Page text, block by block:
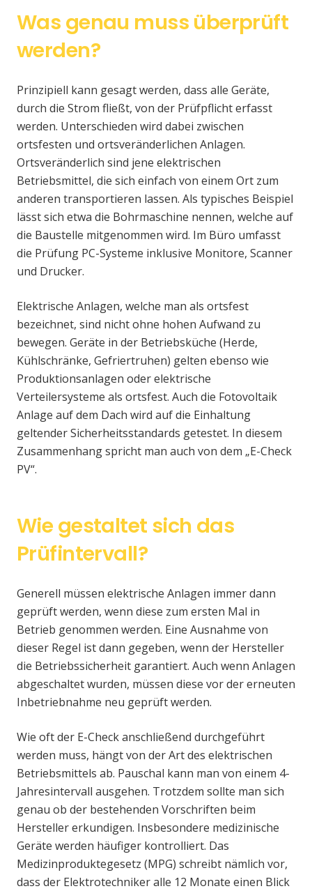
Was genau muss überprüft
werden?
Prinzipiell kann gesagt werden, dass alle Geräte,
durch die Strom fließt, von der Prüfpflicht erfasst
werden. Unterschieden wird dabei zwischen
ortsfesten und ortsveränderlichen Anlagen.
Ortsveränderlich sind jene elektrischen
Betriebsmittel, die sich einfach von einem Ort zum
anderen transportieren lassen. Als typisches Beispiel
lässt sich etwa die Bohrmaschine nennen, welche auf
die Baustelle mitgenommen wird. Im Büro umfasst
die Prüfung PC-Systeme inklusive Monitore, Scanner
und Drucker.
Elektrische Anlagen, welche man als ortsfest
bezeichnet, sind nicht ohne hohen Aufwand zu
bewegen. Geräte in der Betriebsküche (Herde,
Kühlschränke, Gefriertruhen) gelten ebenso wie
Produktionsanlagen oder elektrische
Verteilersysteme als ortsfest. Auch die Fotovoltaik
Anlage auf dem Dach wird auf die Einhaltung
geltender Sicherheitsstandards getestet. In diesem
Zusammenhang spricht man auch von dem „E-Check
PV“.
Wie gestaltet sich das
Prüfintervall?
Generell müssen elektrische Anlagen immer dann
geprüft werden, wenn diese zum ersten Mal in
Betrieb genommen werden. Eine Ausnahme von
dieser Regel ist dann gegeben, wenn der Hersteller
die Betriebssicherheit garantiert. Auch wenn Anlagen
abgeschaltet wurden, müssen diese vor der erneuten
Inbetriebnahme neu geprüft werden.
Wie oft der E-Check anschließend durchgeführt
werden muss, hängt von der Art des elektrischen
Betriebsmittels ab. Pauschal kann man von einem 4-
Jahresintervall ausgehen. Trotzdem sollte man sich
genau ob der bestehenden Vorschriften beim
Hersteller erkundigen. Insbesondere medizinische
Geräte werden häufiger kontrolliert. Das
Medizinproduktegesetz (MPG) schreibt nämlich vor,
dass der Elektrotechniker alle 12 Monate einen Blick